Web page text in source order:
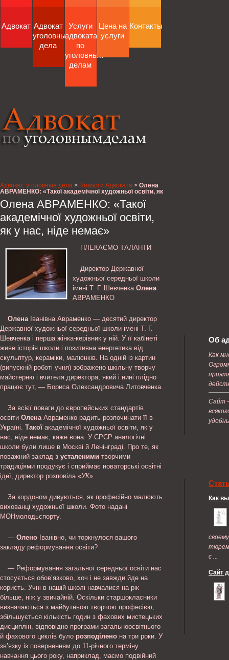
Адвокат Адвокат
уголовные
дела
Услуги
адвоката
по
уголовным
делам
Цена на
услуги
Контакты
Адвокат, уголовные дела > Новости Адвоката > Олена
АВРАМЕНКО: «Такої академічної художньої освіти, як
Олена АВРАМЕНКО: «Такої
академічної художньої освіти,
як у нас, ніде немає»
ПЛЕКАЄМО ТАЛАНТИ
Директор Державної
художньої середньої школи
імені Т. Г. Шевченка Олена
АВРАМЕНКО
ОленаІванівна Авраменко — десятий директор
Державної художньої середньої школи імені Т. Г.
Шевченка і перша жінка-керівник у ній. У її кабінеті
живе історія школи і позитивна енергетика від
скульптур, кераміки, малюнків. На одній із картин
(випускній роботі учня) зображено шкільну творчу
майстерню і вчителя директора, який і нині плідно
працює тут, — Бориса Олександровича Литовченка.
За всієї поваги до європейських стандартів
освіти ОленаАвраменко радить розпочинати її в
Україні. Такої академічної художньої освіти, як у
нас, ніде немає, каже вона. У СРСР аналогічні
школи були лише в Москві й Ленінграді. Про те, як
поважний заклад з усталеними творчими
традиціями продукує і сприймає новаторські освітні
ідеї, директор розповіла «УК».
За кордоном дивуються, як професійно малюють
вихованці художньої школи. Фото надані
МОНмолодьспорту.
— Олено Іванівно, чи торкнулося вашого
закладу реформування освіти?
— Реформування загальної середньої освіти нас
стосується обов’язково, хоч і не завжди йде на
користь. Учні в нашій школі навчалися на рік
більше, ніж у звичайній. Оскільки старшокласники
визначаються з майбутньою творчою професією,
збільшується кількість годин з фахових мистецьких
дисциплін, відповідно програми загальноосвітнього
й фахового циклів було розподілено на три роки. У
зв’язку із поверненням до 11-річного терміну
навчання цього року, наприклад, маємо подвійний
Об
Как
Сайт -
Как
с ...
Сайт